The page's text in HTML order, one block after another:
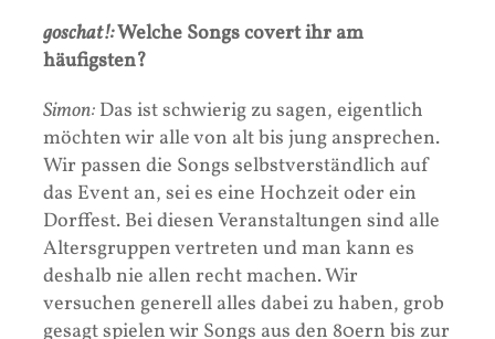
goschat!:Welche Songs covert ihr am
häufigsten?
Simon: Das ist schwierig zu sagen, eigentlich
möchten wir alle von alt bis jung ansprechen.
Wir passen die Songs selbstverständlich auf
das Event an, sei es eine Hochzeit oder ein
Dorffest. Bei diesen Veranstaltungen sind alle
Altersgruppen vertreten und man kann es
deshalb nie allen recht machen. Wir
versuchen generell alles dabei zu haben, grob
gesagt spielen wir Songs aus den 80ern bis zur